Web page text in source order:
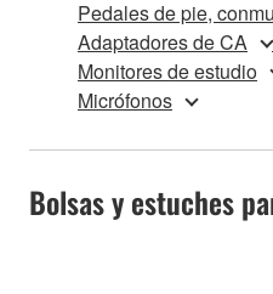
Pedales de pie,
Adaptadores de CA
Monitores de estudio
Micrófonos
Bolsas y estuches